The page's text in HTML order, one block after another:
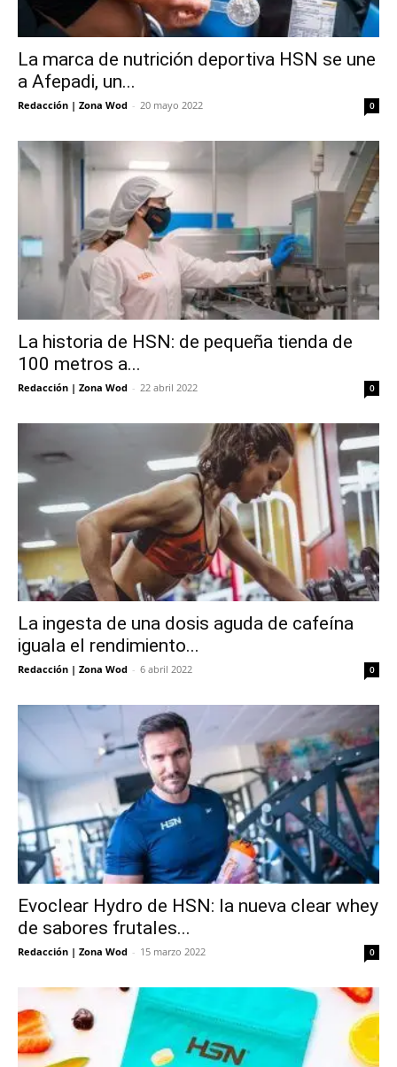
La marca de nutrición deportiva HSN se une
a Afepadi, un...
Redacción | Zona Wod - 20 mayo 2022 0
La historia de HSN: de pequeña tienda de
100 metros a...
Redacción | Zona Wod - 22 abril 2022 0
La ingesta de una dosis aguda de cafeína
iguala el rendimiento...
Redacción | Zona Wod - 6 abril 2022 0
Evoclear Hydro de HSN: la nueva clear whey
de sabores frutales...
Redacción | Zona Wod - 15 marzo 2022 0